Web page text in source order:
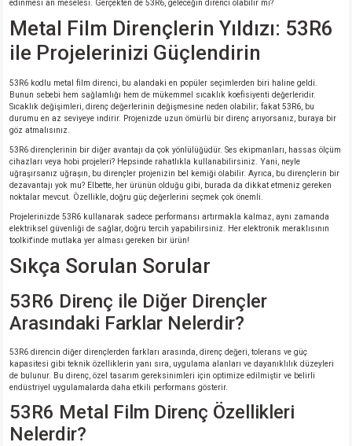
MARKA)
edinmesi an meselesi. Gerçekten de 53R6, geleceğin direnci olabilir mi?
Metal Film Dirençlerin Yıldızı: 53R6
ile Projelerinizi Güçlendirin
53R6 kodlu metal film direnci, bu alandaki en popüler seçimlerden biri haline geldi.
Bunun sebebi hem sağlamlığı hem de mükemmel sıcaklık koefisiyenti değerleridir.
Sıcaklık değişimleri, direnç değerlerinin değişmesine neden olabilir; fakat 53R6, bu
durumu en az seviyeye indirir. Projenizde uzun ömürlü bir direnç arıyorsanız, buraya bir
göz atmalısınız.
53R6 dirençlerinin bir diğer avantajı da çok yönlülüğüdür. Ses ekipmanları, hassas ölçüm
cihazları veya hobi projeleri? Hepsinde rahatlıkla kullanabilirsiniz. Yani, neyle
uğraşırsanız uğraşın, bu dirençler projenizin bel kemiği olabilir. Ayrıca, bu dirençlerin bir
dezavantajı yok mu? Elbette, her ürünün olduğu gibi, burada da dikkat etmeniz gereken
noktalar mevcut. Özellikle, doğru güç değerlerini seçmek çok önemli.
Projelerinizde 53R6 kullanarak sadece performansı artırmakla kalmaz, aynı zamanda
elektriksel güvenliği de sağlar, doğru tercih yapabilirsiniz. Her elektronik meraklısının
toolkit'inde mutlaka yer alması gereken bir ürün!
Sıkça Sorulan Sorular
53R6 Direnç ile Diğer Dirençler
Arasındaki Farklar Nelerdir?
53R6 direncin diğer dirençlerden farkları arasında, direnç değeri, tolerans ve güç
kapasitesi gibi teknik özelliklerin yanı sıra, uygulama alanları ve dayanıklılık düzeyleri
de bulunur. Bu direnç, özel tasarım gereksinimleri için optimize edilmiştir ve belirli
endüstriyel uygulamalarda daha etkili performans gösterir.
53R6 Metal Film Direnç Özellikleri
Nelerdir?